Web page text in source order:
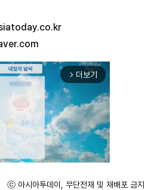
arrow_forward_ios 더보기
ⓒ 아시아투데이, 무단전재 및 재배포 금지